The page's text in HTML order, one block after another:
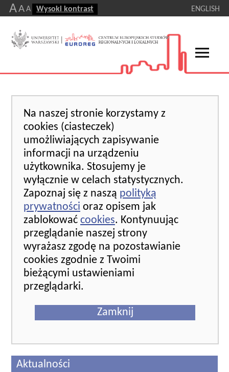
AA A Wysoki kontrast ENGLISH
Na naszej stronie korzystamy z
cookies (ciasteczek)
umożliwiających zapisywanie
informacji na urządzeniu
użytkownika. Stosujemy je
wyłącznie w celach statystycznych.
Zapoznaj się z naszą polityką
prywatności oraz opisem jak
zablokować cookies. Kontynuując
przeglądanie naszej strony
wyrażasz zgodę na pozostawianie
cookies zgodnie z Twoimi
bieżącymi ustawieniami
przeglądarki.
Zamknij
Aktualności